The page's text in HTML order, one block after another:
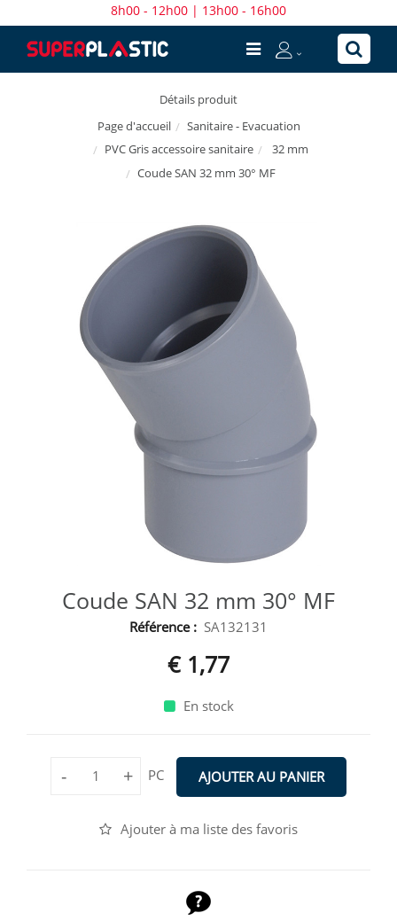
8h00 - 12h00 | 13h00 - 16h00
Détails produit
Page d'accueil
Sanitaire - Evacuation
PVC Gris accessoire sanitaire
32 mm
Coude SAN 32 mm 30° MF
Coude SAN 32 mm 30° MF
Référence : SA132131
€ 1,77
En stock
- + PC AJOUTER AU PANIER
Ajouter à ma liste des favoris